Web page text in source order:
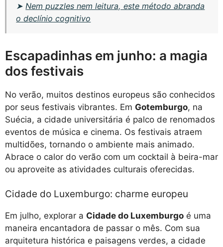
➤ Nem puzzles nem leitura, este método abranda
o declínio cognitivo
Escapadinhas em junho: a magia
dos festivais
No verão, muitos destinos europeus são conhecidos
por seus festivais vibrantes. Em Gotemburgo, na
Suécia, a cidade universitária é palco de renomados
eventos de música e cinema. Os festivais atraem
multidões, tornando o ambiente mais animado.
Abrace o calor do verão com um cocktail à beira-mar
ou aproveite as atividades culturais oferecidas.
Cidade do Luxemburgo: charme europeu
Em julho, explorar a Cidade do Luxemburgo é uma
maneira encantadora de passar o mês. Com sua
arquitetura histórica e paisagens verdes, a cidade